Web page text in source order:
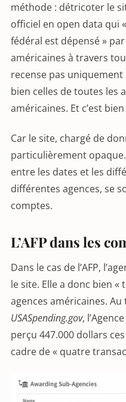
méthode : détricoter le
officiel en open data qui
fédéral est dépensé »
américaines à travers
recense pas uniquement
bien celles de toutes les
américaines. Et c’est
Car le site, chargé de
particulièrement
entre les dates et les
différentes agences, se
comptes.
L’AFP dans les
Dans le cas de l’AFP,
le site. Elle a donc bien «
agences américaines.
USASpending.gov,
perçu 447.000 dollars
cadre de « quatre